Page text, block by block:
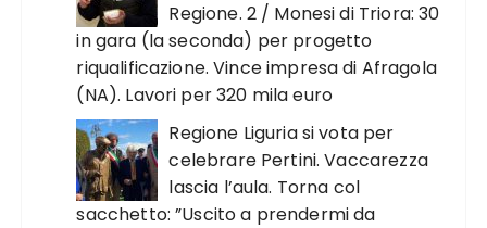
Regione. 2 / Monesi di Triora: 30
in gara (la seconda) per progetto
riqualificazione. Vince impresa di Afragola
(NA). Lavori per 320 mila euro
Regione Liguria si vota per
celebrare Pertini. Vaccarezza
lascia l’aula. Torna col
sacchetto: ”Uscito a prendermi da